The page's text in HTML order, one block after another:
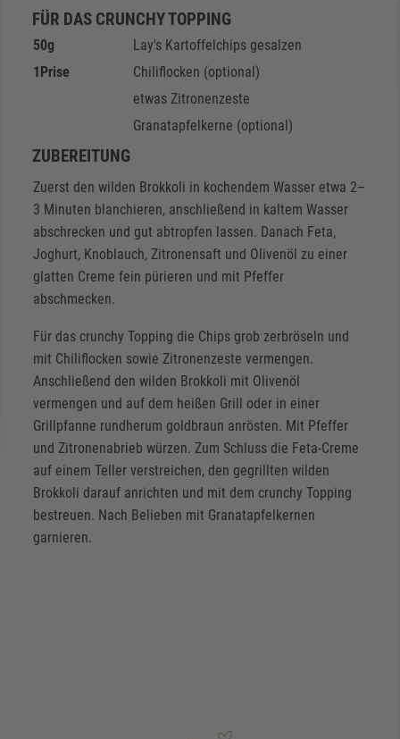
FÜR DAS CRUNCHY TOPPING
50g
Lay's Kartoffelchips gesalzen
1 Prise
Chiliflocken (optional)
etwas Zitronenzeste
Granatapfelkerne (optional)
ZUBEREITUNG
Zuerst den wilden Brokkoli in kochendem Wasser etwa 2–
3 Minuten blanchieren, anschließend in kaltem Wasser
abschrecken und gut abtropfen lassen. Danach Feta,
Joghurt, Knoblauch, Zitronensaft und Olivenöl zu einer
glatten Creme fein pürieren und mit Pfeffer
abschmecken.
Für das crunchy Topping die Chips grob zerbröseln und
mit Chiliflocken sowie Zitronenzeste vermengen.
Anschließend den wilden Brokkoli mit Olivenöl
vermengen und auf dem heißen Grill oder in einer
Grillpfanne rundherum goldbraun anrösten. Mit Pfeffer
und Zitronenabrieb würzen. Zum Schluss die Feta-Creme
auf einem Teller verstreichen, den gegrillten wilden
Brokkoli darauf anrichten und mit dem crunchy Topping
bestreuen. Nach Belieben mit Granatapfelkernen
garnieren.